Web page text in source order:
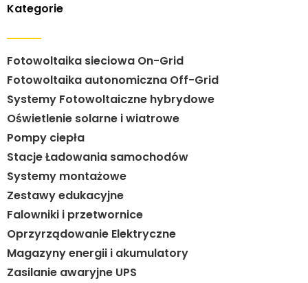
Kategorie
Fotowoltaika sieciowa On-Grid
Fotowoltaika autonomiczna Off-Grid
Systemy Fotowoltaiczne hybrydowe
Oświetlenie solarne i wiatrowe
Pompy ciepła
Stacje Ładowania samochodów
Systemy montażowe
Zestawy edukacyjne
Falowniki i przetwornice
Oprzyrządowanie Elektryczne
Magazyny energii i akumulatory
Zasilanie awaryjne UPS